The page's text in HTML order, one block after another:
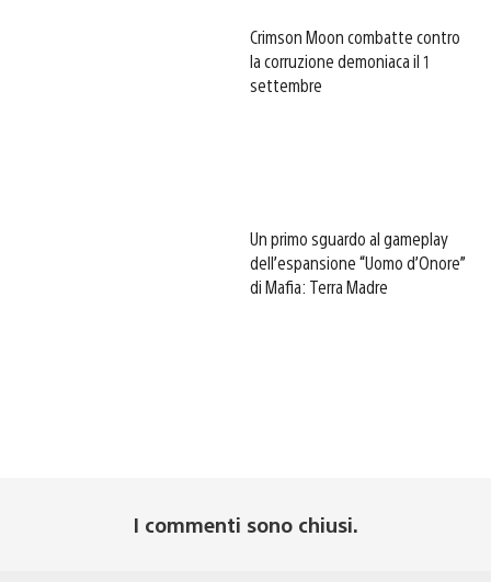
Crimson Moon combatte contro
la corruzione demoniaca il 1
settembre
Un primo sguardo al gameplay
dell’espansione “Uomo d’Onore”
di Mafia: Terra Madre
I commenti sono chiusi.